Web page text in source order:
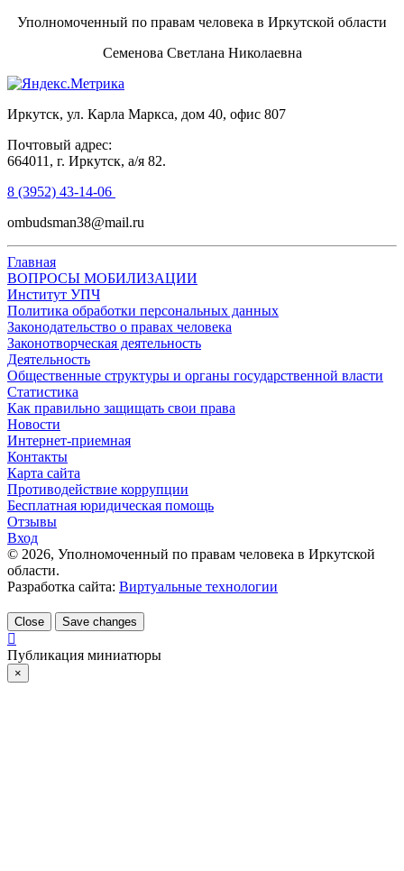
Уполномоченный по правам человека в Иркутской области
Семенова Светлана Николаевна
Иркутск, ул. Карла Маркса, дом 40, офис 807
Почтовый адрес:
664011, г. Иркутск, а/я 82.
8 (3952) 43-14-06
ombudsman38@mail.ru
Главная
ВОПРОСЫ МОБИЛИЗАЦИИ
Институт УПЧ
Политика обработки персональных данных
Законодательство о правах человека
Законотворческая деятельность
Деятельность
Общественные структуры и органы государственной власти
Статистика
Как правильно защищать свои права
Новости
Интернет-приемная
Контакты
Карта сайта
Противодействие коррупции
Бесплатная юридическая помощь
Отзывы
Вход
© 2026, Уполномоченный по правам человека в Иркутской
области.
Разработка сайта: Виртуальные технологии
Close Save changes
Публикация миниатюры
×